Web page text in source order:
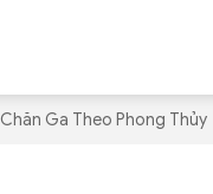
Chăn Ga Theo Phong Thủy